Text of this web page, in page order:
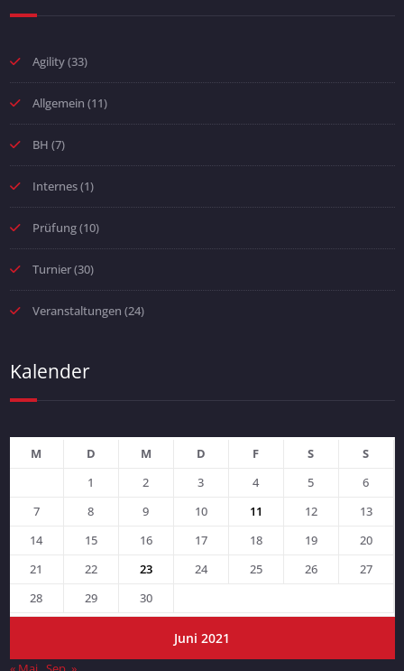
Agility(33)
Allgemein (11)
BH (7)
Internes(1)
Prüfung(10)
Turnier(30)
Veranstaltungen (24)
Kalender
Juni 2021
M D M D F S
S
1
2 3 4 5
6
7
8 9 10 11 12
13
14
15 16 17 18 19
20
21
22 23 24 25 26
27
28
29 30